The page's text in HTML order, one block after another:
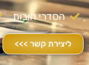
הסדרי חובות
ליצירת קשר >>>